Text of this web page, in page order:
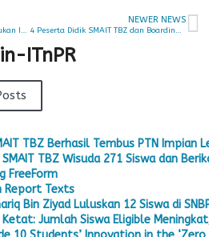
iPad Kena Air? Jangan Panik, Lakukan Ini Biar Selamat!
NEWER NEWS
4 Peserta Didik SMAIT TBZ dan Boarding School Lulus PTN Program IUP dan PTLN
ITnPR
TBZ Berhasil Tembus PTN Impian
SMAIT TBZ Wisuda 271 Siswa dan
FreeForm
Report Texts
Bin Ziyad Luluskan 12 Siswa di
Ketat: Jumlah Siswa Eligible